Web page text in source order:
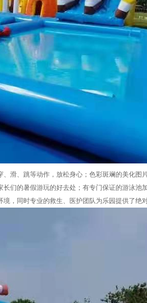
滑、跳等动作，放松身心；色彩斑斓的美化图
们的暑假游玩的好去处；有专门保证的游泳池
，同时专业的救生、医护团队为乐园提供了绝